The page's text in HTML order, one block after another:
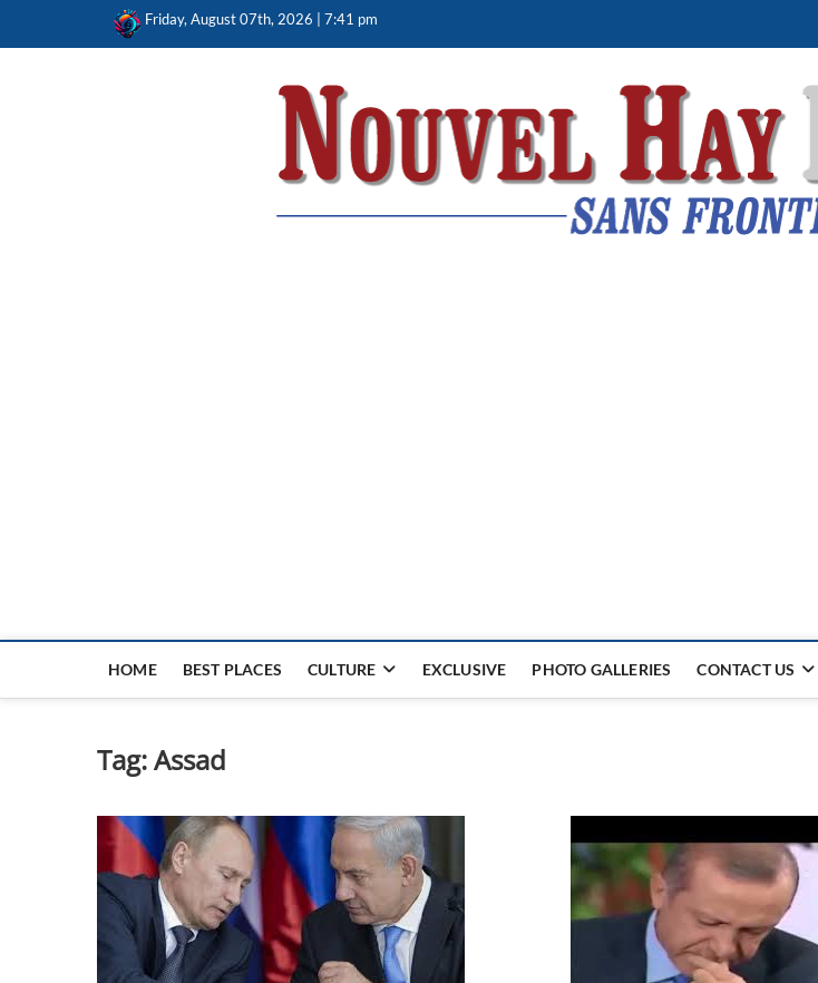
Friday, August 07th, 2026 | 7:41 pm
HOME BEST PLACES CULTURE EXCLUSIVE PHOTO GALLERIES CONTACT US
Tag:Assad